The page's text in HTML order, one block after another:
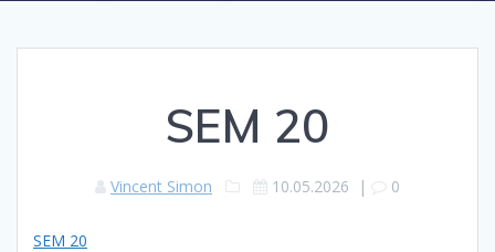
SEM 20
Vincent Simon 10.05.2026 | 0
SEM 20